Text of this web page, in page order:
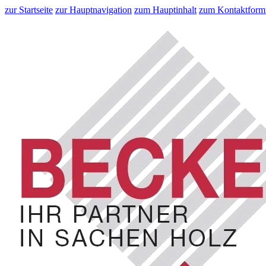
zur Startseite zur Hauptnavigation zum Hauptinhalt zum